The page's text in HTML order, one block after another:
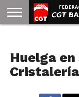
GOLDMAN
Huelga
Cristalería